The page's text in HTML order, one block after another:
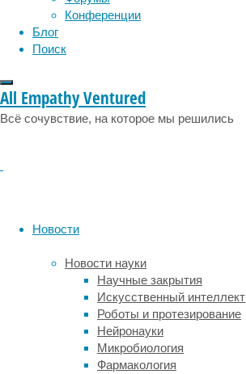
Конференции
Блог
Поиск
All Empathy Ventured
Всё сочувствие, на которое мы решились
Новости
Новости науки
Научные закрытия
Искусственный интеллект
Роботы и протезирование
Нейронауки
Микробиология
Фармакология
за
ребёнком
сейчас,
по
крайней
чем
до
лечения.
Тяжёлая
генетическая
проблема